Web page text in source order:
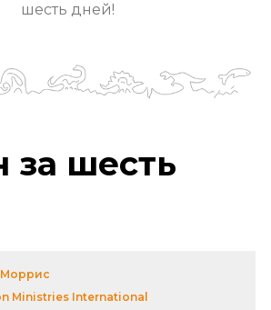
шесть дней!
за шесть
Ministries International